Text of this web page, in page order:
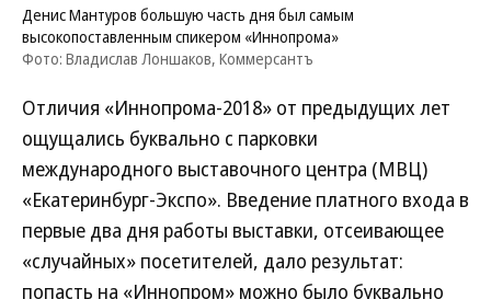
Денис Мантуров большую часть дня был самым
высокопоставленным спикером «Иннопрома»
Фото: Владислав Лоншаков, Коммерсантъ
Отличия «Иннопрома-2018» от предыдущих лет
ощущались буквально с парковки
международного выставочного центра (МВЦ)
«Екатеринбург-Экспо». Введение платного входа в
первые два дня работы выставки, отсеивающее
«случайных» посетителей, дало результат:
попасть на «Иннопром» можно было буквально